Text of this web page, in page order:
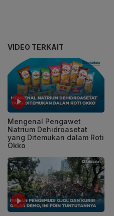
VIDEO TERKAIT
Mengenal Pengawet
Natrium Dehidroasetat
yang Ditemukan dalam Roti
Okko